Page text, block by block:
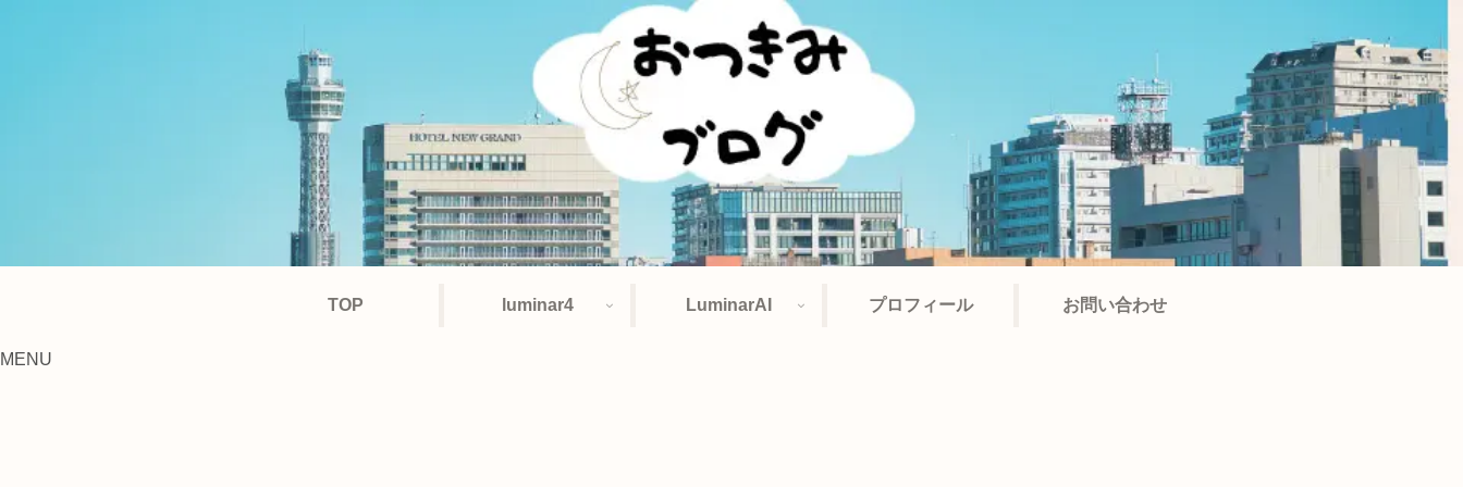
TOP luminar4 LuminarAI プロフィール お問い合わせ
MENU